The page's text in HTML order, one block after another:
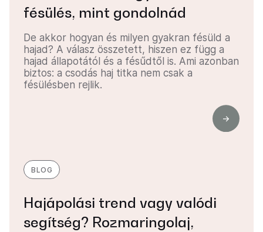
fésülés, mint gondolnád
De akkor hogyan és milyen gyakran fésüld a
hajad? A válasz összetett, hiszen ez függ a
hajad állapotától és a fésűdtől is. Ami azonban
biztos: a csodás haj titka nem csak a
fésülésben rejlik.
BLOG
Hajápolási trend vagy valódi
segítség? Rozmaringolaj,